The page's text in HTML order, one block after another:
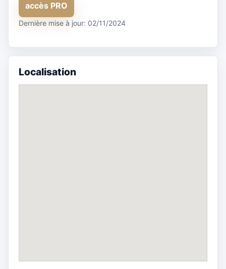
accès PRO
Dernière mise à jour: 02/11/2024
Localisation